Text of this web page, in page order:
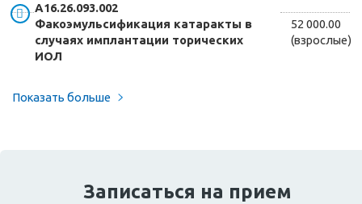
А16.26.093.002
Факоэмульсификация катаракты в
случаях имплантации торических
ИОЛ
52 000.00
(взрослые)
Показать больше
Записаться на прием